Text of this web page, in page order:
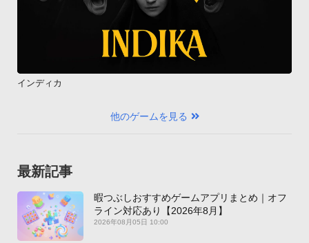
インディカ
他のゲームを見る
最新記事
暇つぶしおすすめゲームアプリまとめ｜オフ
ライン対応あり【2026年8月】
2026年08月05日 10:00